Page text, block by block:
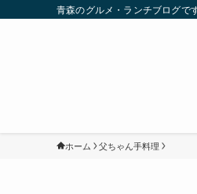
青森のグルメ・ランチブログで
ホーム 父ちゃん手料理